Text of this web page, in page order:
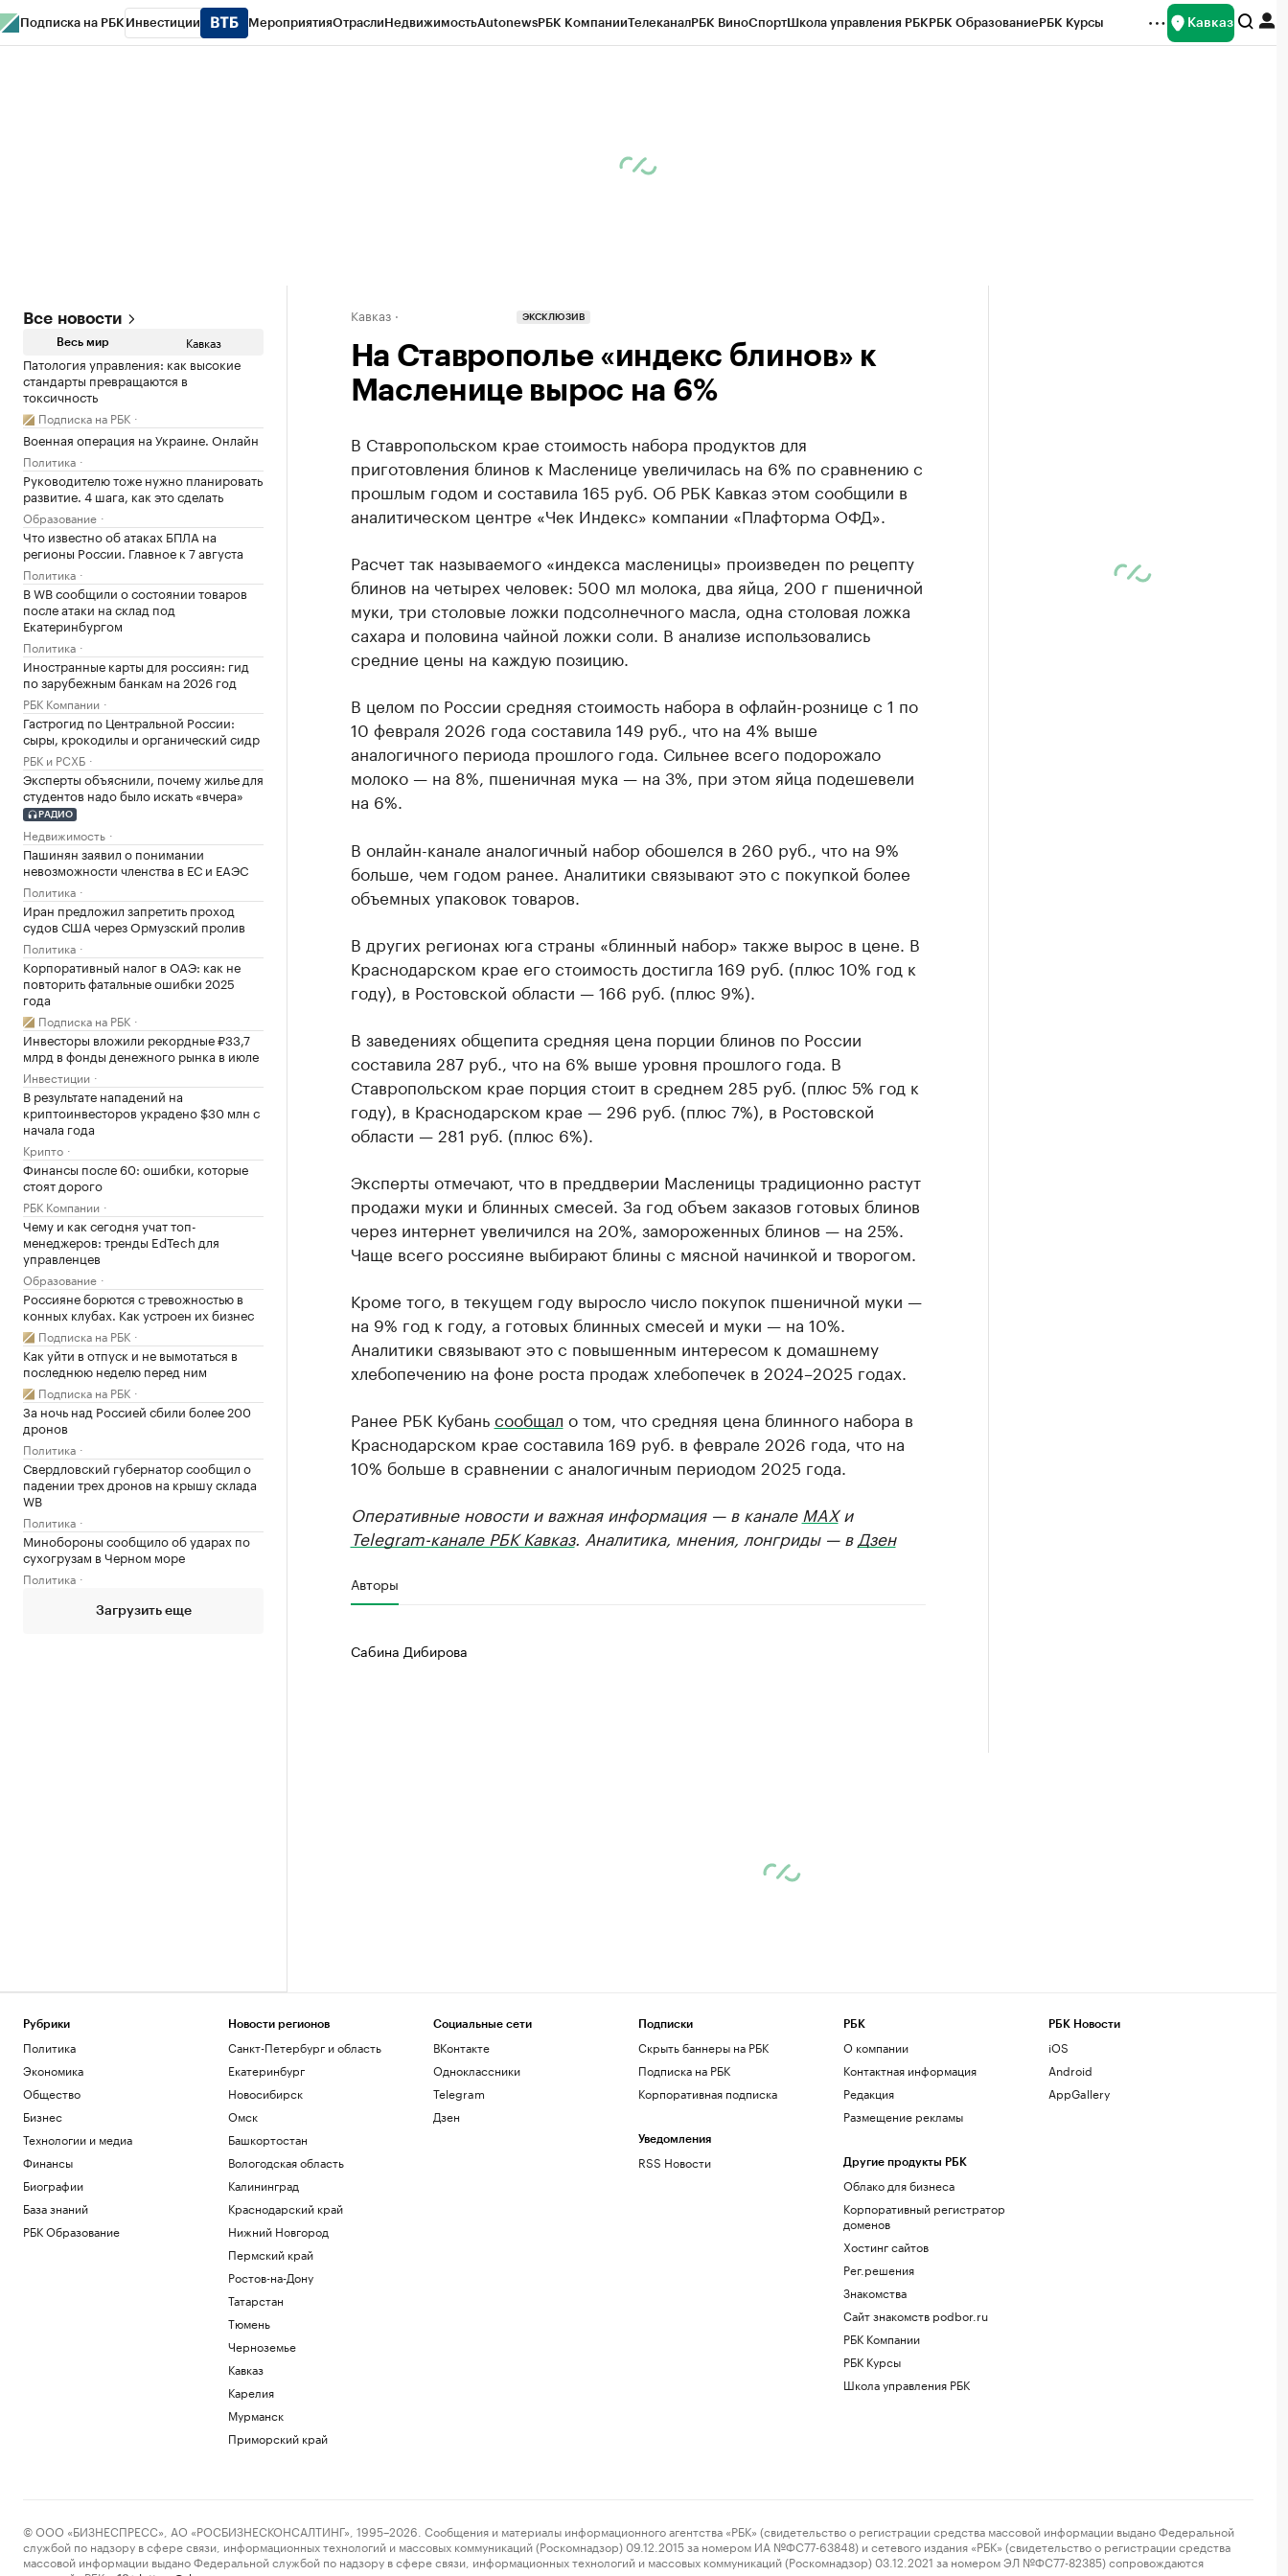
Подписка на РБК Инвестиции МероприятияОтраслиНедвижимостьAutonewsРБК КомпанииТелеканалРБК ВиноСпортШкола управления РБКРБК ОбразованиеРБК Курсы Кавказ
Все новости
Весь мир Кавказ
Патология управления: как высокие
стандарты превращаются в
токсичность
Подписка на РБК
Военная операция на Украине. Онлайн
Политика
Руководителю тоже нужно планировать
развитие. 4 шага, как это сделать
Образование
Что известно об атаках БПЛА на
регионы России. Главное к 7 августа
Политика
В WB сообщили о состоянии товаров
после атаки на склад под
Екатеринбургом
Политика
Иностранные карты для россиян: гид
по зарубежным банкам на 2026 год
РБК Компании
Гастрогид по Центральной России:
сыры, крокодилы и органический сидр
РБК и РСХБ
Эксперты объяснили, почему жилье для
студентов надо было искать «вчера»
РАДИО
Недвижимость
Пашинян заявил о понимании
невозможности членства в ЕС и ЕАЭС
Политика
Иран предложил запретить проход
судов США через Ормузский пролив
Политика
Корпоративный налог в ОАЭ: как не
повторить фатальные ошибки 2025
года
Подписка на РБК
Инвесторы вложили рекордные ₽33,7
млрд в фонды денежного рынка в июле
Инвестиции
В результате нападений на
криптоинвесторов украдено $30 млн с
начала года
Крипто
Финансы после 60: ошибки, которые
стоят дорого
РБК Компании
Чему и как сегодня учат топ-
менеджеров: тренды EdTech для
управленцев
Образование
Россияне борются с тревожностью в
конных клубах. Как устроен их бизнес
Подписка на РБК
Как уйти в отпуск и не вымотаться в
последнюю неделю перед ним
Подписка на РБК
За ночь над Россией сбили более 200
дронов
Политика
Свердловский губернатор сообщил о
падении трех дронов на крышу склада
WB
Политика
Минобороны сообщило об ударах по
сухогрузам в Черном море
Политика
Загрузить еще
Кавказ ЭКСКЛЮЗИВ
На Ставрополье «индекс блинов» к
Масленице вырос на 6%
В Ставропольском крае стоимость набора продуктов для
приготовления блинов к Масленице увеличилась на 6% по сравнению с
прошлым годом и составила 165 руб. Об РБК Кавказ этом сообщили в
аналитическом центре «Чек Индекс» компании «Плафторма ОФД».
Расчет так называемого «индекса масленицы» произведен по рецепту
блинов на четырех человек: 500 мл молока, два яйца, 200 г пшеничной
муки, три столовые ложки подсолнечного масла, одна столовая ложка
сахара и половина чайной ложки соли. В анализе использовались
средние цены на каждую позицию.
В целом по России средняя стоимость набора в офлайн-рознице с 1 по
10 февраля 2026 года составила 149 руб., что на 4% выше
аналогичного периода прошлого года. Сильнее всего подорожало
молоко — на 8%, пшеничная мука — на 3%, при этом яйца подешевели
на 6%.
В онлайн-канале аналогичный набор обошелся в 260 руб., что на 9%
больше, чем годом ранее. Аналитики связывают это с покупкой более
объемных упаковок товаров.
В других регионах юга страны «блинный набор» также вырос в цене. В
Краснодарском крае его стоимость достигла 169 руб. (плюс 10% год к
году), в Ростовской области — 166 руб. (плюс 9%).
В заведениях общепита средняя цена порции блинов по России
составила 287 руб., что на 6% выше уровня прошлого года. В
Ставропольском крае порция стоит в среднем 285 руб. (плюс 5% год к
году), в Краснодарском крае — 296 руб. (плюс 7%), в Ростовской
области — 281 руб. (плюс 6%).
Эксперты отмечают, что в преддверии Масленицы традиционно растут
продажи муки и блинных смесей. За год объем заказов готовых блинов
через интернет увеличился на 20%, замороженных блинов — на 25%.
Чаще всего россияне выбирают блины с мясной начинкой и творогом.
Кроме того, в текущем году выросло число покупок пшеничной муки —
на 9% год к году, а готовых блинных смесей и муки — на 10%.
Аналитики связывают это с повышенным интересом к домашнему
хлебопечению на фоне роста продаж хлебопечек в 2024–2025 годах.
Ранее РБК Кубаньсообщал о том, что средняя цена блинного набора в
Краснодарском крае составила 169 руб. в феврале 2026 года, что на
10% больше в сравнении с аналогичным периодом 2025 года.
Оперативные новости и важная информация — в канале MAXи
Telegram-канале РБК Кавказ. Аналитика, мнения, лонгриды — в Дзен
Авторы
Сабина Дибирова
Рубрики
Политика
Экономика
Общество
Бизнес
Технологии и медиа
Финансы
Биографии
База знаний
РБК Образование
Новости регионов
Санкт-Петербург и область
Екатеринбург
Новосибирск
Омск
Башкортостан
Вологодская область
Калининград
Краснодарский край
Нижний Новгород
Пермский край
Ростов-на-Дону
Татарстан
Тюмень
Черноземье
Кавказ
Карелия
Мурманск
Приморский край
Социальные сети
ВКонтакте
Одноклассники
Telegram
Дзен
Подписки
Скрыть баннеры на РБК
Подписка на РБК
Корпоративная подписка
Уведомления
RSS Новости
РБК
О компании
Контактная информация
Редакция
Размещение рекламы
Другие продукты РБК
Облако для бизнеса
Корпоративный регистратор
доменов
Хостинг сайтов
Рег.решения
Знакомства
Сайт знакомств podbor.ru
РБК Компании
РБК Курсы
Школа управления РБК
РБК Новости
iOS
Android
AppGallery
© ООО «БИЗНЕСПРЕСС», АО «РОСБИЗНЕСКОНСАЛТИНГ», 1995–2026. Сообщения и материалы информационного агентства «РБК» (свидетельство о регистрации средства массовой информации выдано Федеральной
службой по надзору в сфере связи, информационных технологий и массовых коммуникаций (Роскомнадзор) 09.12.2015 за номером ИА №ФС77-63848) и сетевого издания «РБК» (свидетельство о регистрации средства
массовой информации выдано Федеральной службой по надзору в сфере связи, информационных технологий и массовых коммуникаций (Роскомнадзор) 03.12.2021 за номером ЭЛ №ФС77-82385) сопровождаются